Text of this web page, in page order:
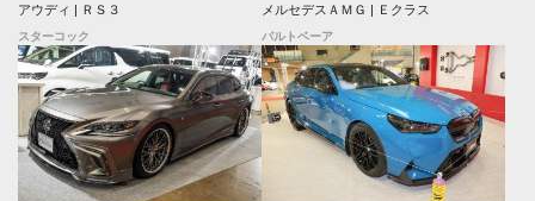
アウディ | ＲＳ３
スターコック
メルセデスＡＭＧ | Ｅクラス
バルトベーア